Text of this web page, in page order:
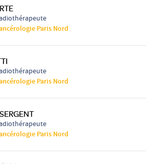
Paris Nord
Paris Nord
Paris Nord